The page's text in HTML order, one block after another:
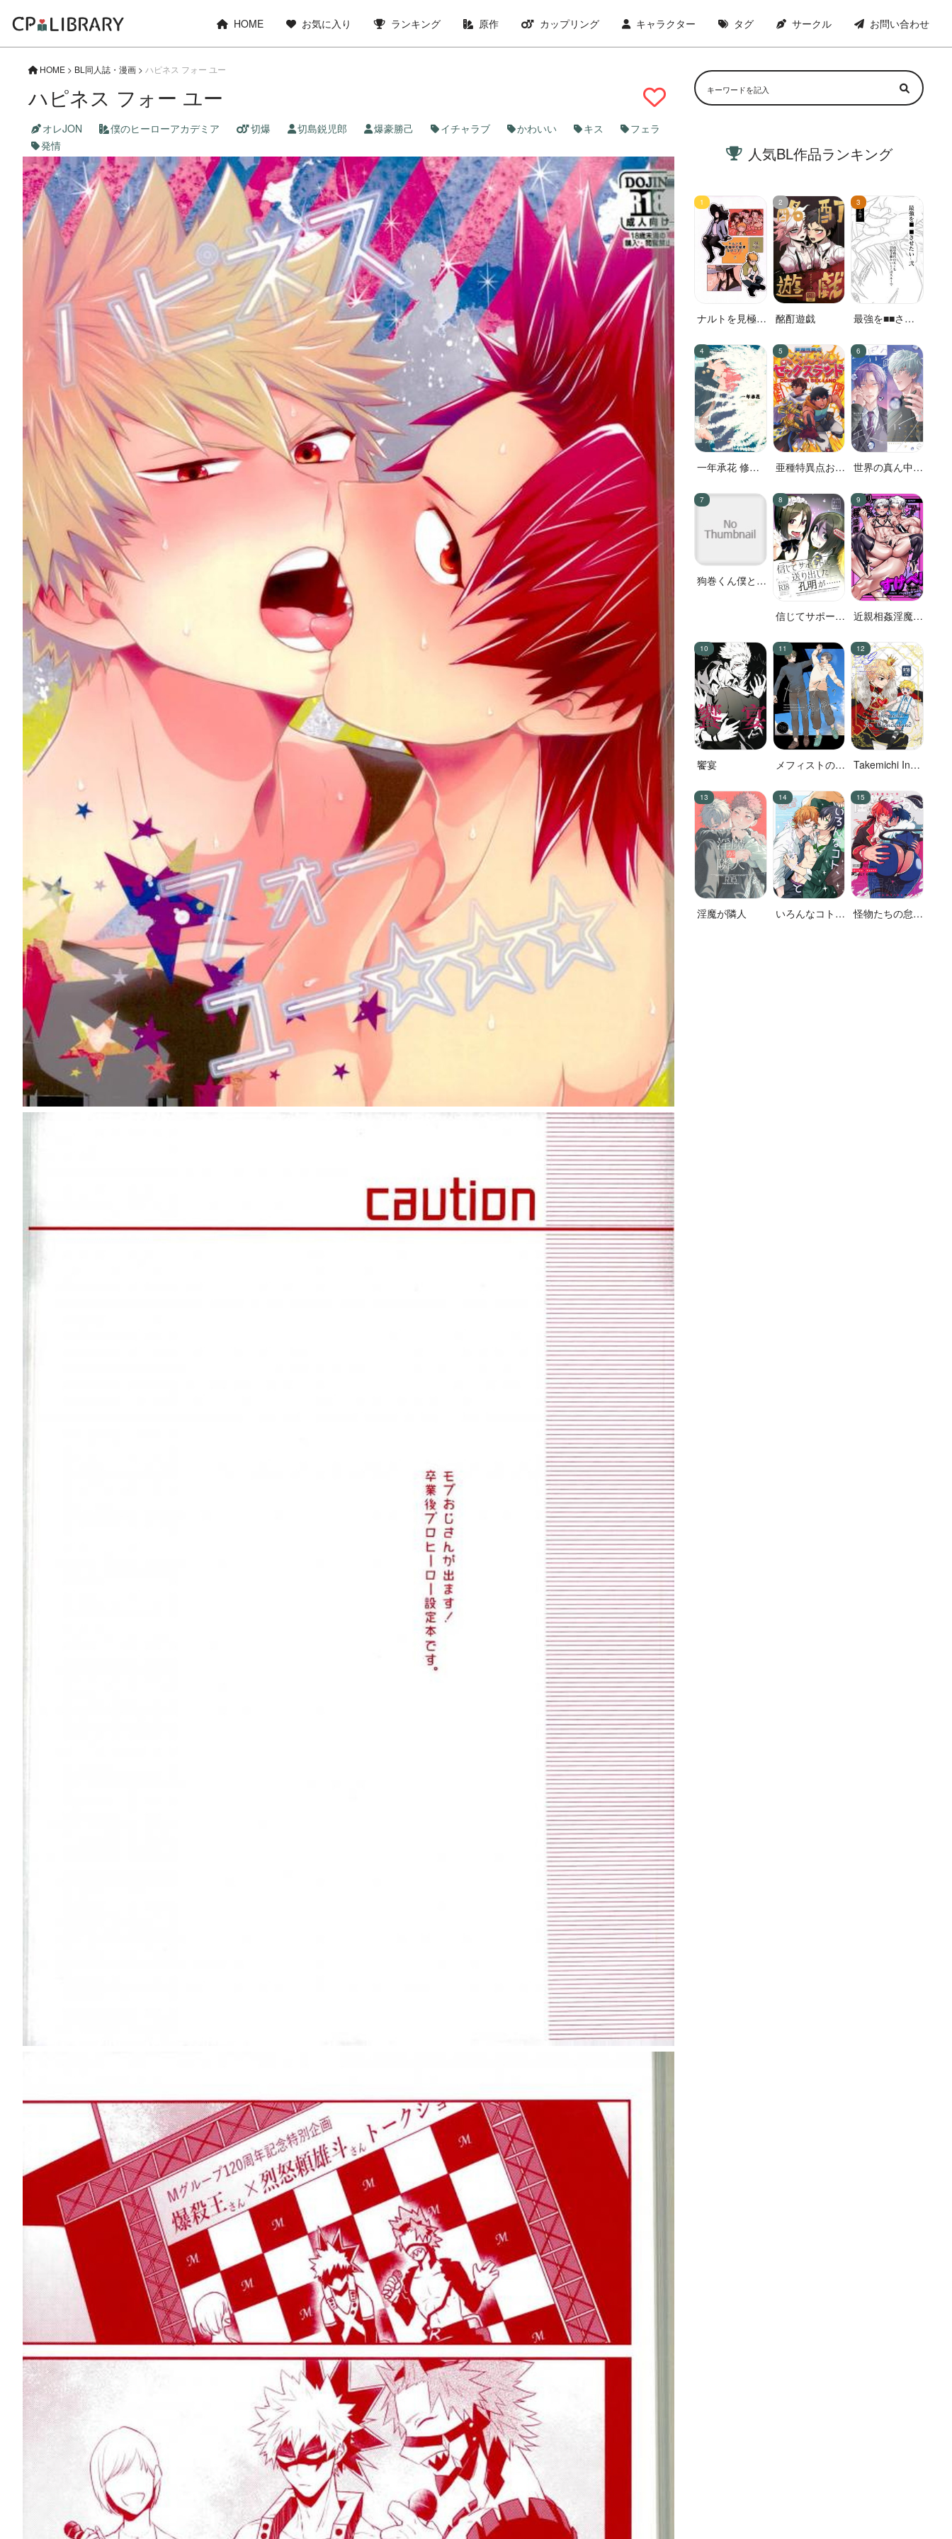
HOME お気に入り ランキング 原作 カップリング キャラクター タグ サークル お問い合わせ
HOME > BL同人誌・漫画 > ハピネス フォー ユー
ハピネス フォー ユー
オレJON 僕のヒーローアカデミア 切爆 切島鋭児郎 爆豪勝己 イチャラブ かわいい キス
フェラ
発情
人気BL作品ランキング
ナルトを見極め
す!
酩酊遊戯
最強を■■させ
一年承花 修学
イド
亜種特異点おち
ランド
世界の真ん中に
狗巻くん僕と生
信じてサポート
明が……
近親相姦淫魔す
饗宴
メフィストの方
Takemichi In
淫魔が隣人
いろんなコト、
怪物たちの怠惰